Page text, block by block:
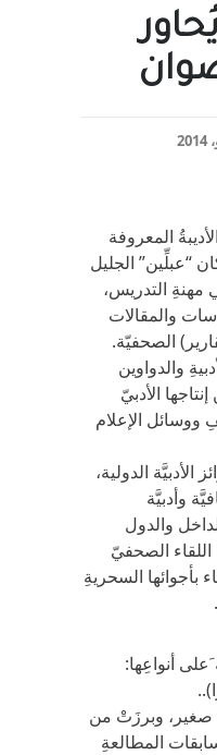
المعروفة
“عبلِّين” الجليل
مهنةِ التدريس،
والمقالات
الصحفيّة.
والدواوين
الأدبيّ
الإعلام
الدولية،
وأدبيَّة
والدول
اللقاء الصحفيّ
بأجوائها السحريةِ
أنواعِها:
صغير، وبرزَتْ من
المطالعةِ